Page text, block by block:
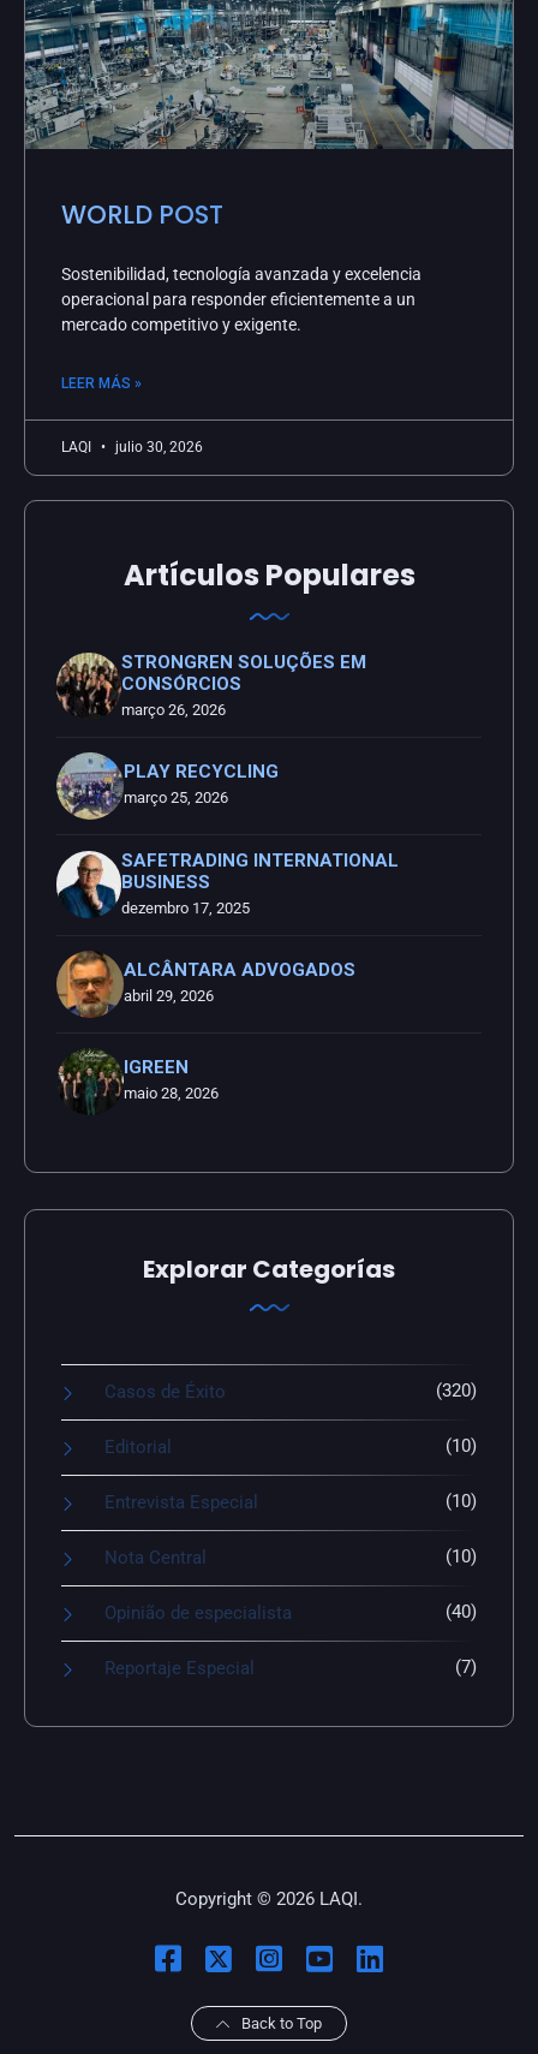
WORLD POST
Sostenibilidad, tecnología avanzada y excelencia
operacional para responder eficientemente a un
mercado competitivo y exigente.
LEER MÁS »
LAQI julio 30, 2026
Artículos Populares
STRONGREN SOLUÇÕES EM
CONSÓRCIOS
março 26, 2026
PLAY RECYCLING
março 25, 2026
SAFETRADING INTERNATIONAL
BUSINESS
dezembro 17, 2025
ALCÂNTARA ADVOGADOS
abril 29, 2026
IGREEN
maio 28, 2026
Explorar Categorías
Casos de Éxito (320)
Editorial (10)
Entrevista Especial (10)
Nota Central (10)
Opinião de especialista (40)
Reportaje Especial (7)
Copyright © 2026 LAQI.
Back to Top